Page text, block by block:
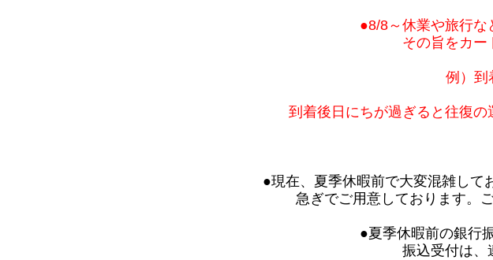
●8/8～休業や旅行な
その旨をカー
例）到
到着後日にちが過ぎると往復の
●現在、夏季休暇前で大変混雑して
急ぎでご用意しております。
●夏季休暇前の銀行
振込受付は、